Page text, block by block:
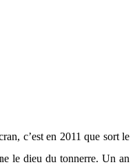
c’est en 2011 que sort le
le dieu du tonnerre. Un an